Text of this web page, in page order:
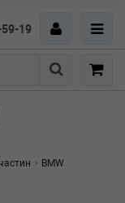
19
Пошук
BMW